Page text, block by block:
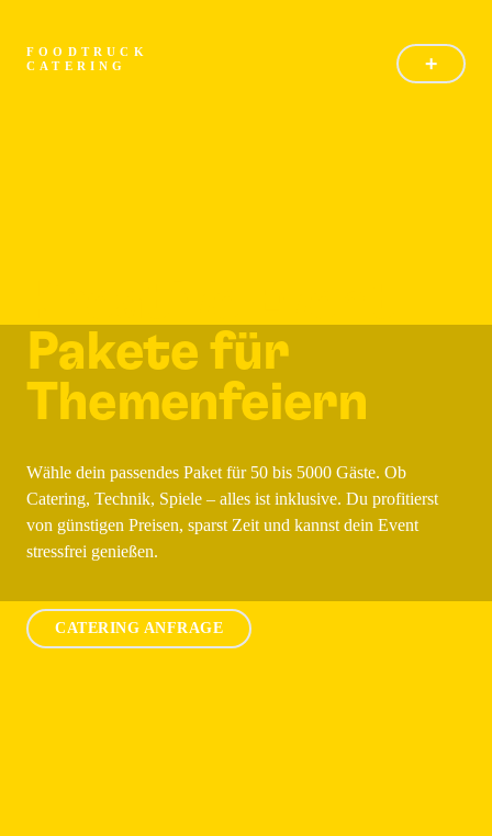
FOODTRUCK
CATERING
Pakete für
Themenfeiern
Wähle dein passendes Paket für 50 bis 5000 Gäste. Ob
Catering, Technik, Spiele – alles ist inklusive. Du profitierst
von günstigen Preisen, sparst Zeit und kannst dein Event
stressfrei genießen.
CATERING ANFRAGE